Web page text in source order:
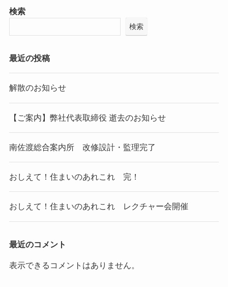
検索
検索
最近の投稿
解散のお知らせ
【ご案内】弊社代表取締役 逝去のお知らせ
南佐渡総合案内所 改修設計・監理完了
おしえて！住まいのあれこれ 完！
おしえて！住まいのあれこれ レクチャー会開催
最近のコメント
表示できるコメントはありません。